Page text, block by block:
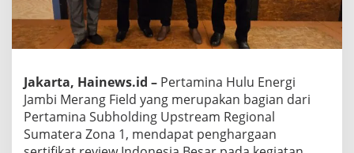
Jakarta, Hainews.id – Pertamina Hulu Energi
Jambi Merang Field yang merupakan bagian dari
Pertamina Subholding Upstream Regional
Sumatera Zona 1, mendapat penghargaan